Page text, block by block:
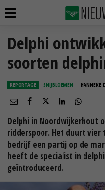
Delphi
soorten
REPORTAGE SNIJBLOEMEN HANNEKE
Delphi in Noordwijkerhout
ridderspoor. Het duurt
bedrijf een partij op de
heeft de specialist in
geïntroduceerd.